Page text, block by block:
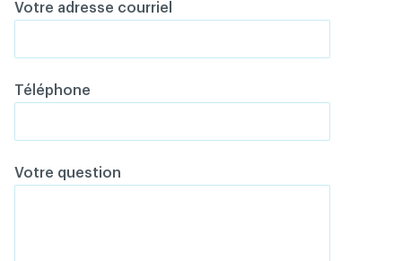
Votre adresse courriel
Téléphone
Votre question